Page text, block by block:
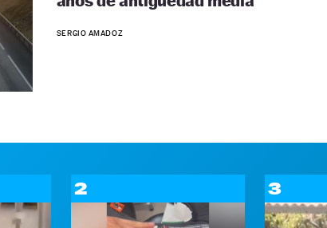
SERGIO AMADOZ
2 3